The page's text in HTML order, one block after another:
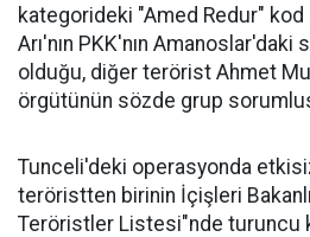
kategorideki "Amed Redur" kod
Arı'nın PKK'nın
olduğu, diğer terörist Ahmet
örgütünün sözde grup
Tunceli'deki operasyonda
teröristten birinin İçişleri
Teröristler Listesi"nde turuncu